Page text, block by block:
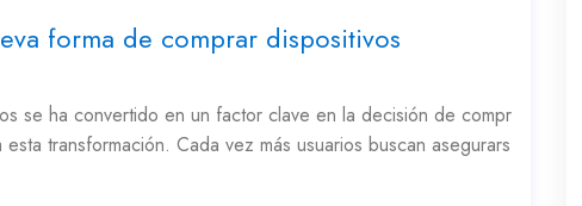
forma de comprar dispositivos
se ha convertido en un factor clave en la decisión de compr
transformación. Cada vez más usuarios buscan asegurars